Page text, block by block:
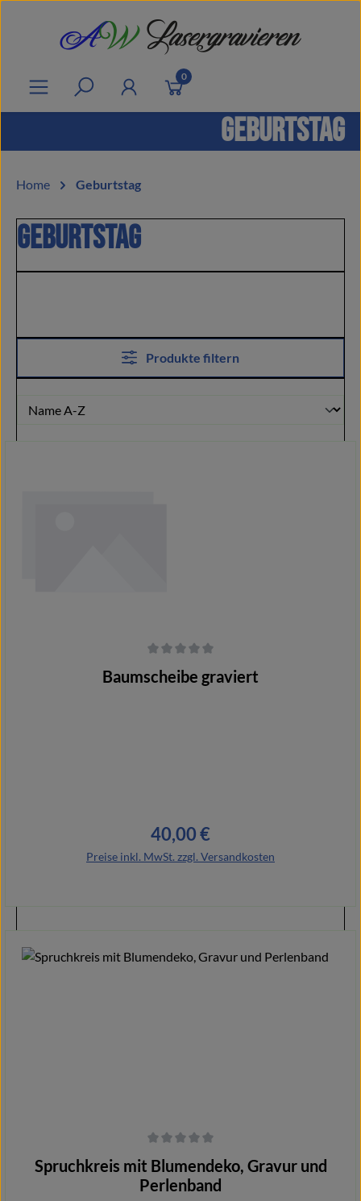
Zum Hauptinhalt springen
0
Geburtstag
Home Geburtstag
Geburtstag
Produkte filtern
Durchschnittliche Bewertung von 0 von 5 Sternen
Baumscheibe graviert
Regulärer Preis:
40,00 €
Preise inkl. MwSt. zzgl. Versandkosten
In den Warenkorb
Durchschnittliche Bewertung von 0 von 5 Sternen
Spruchkreis mit Blumendeko, Gravur und
Perlenband